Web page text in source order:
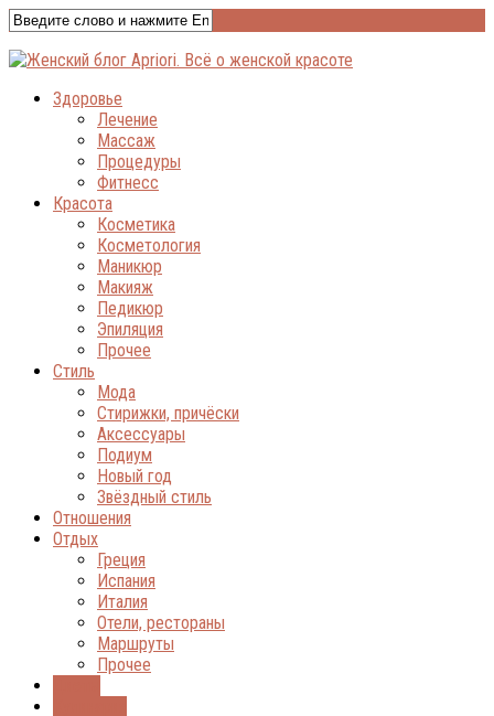
Здоровье
Лечение
Массаж
Процедуры
Фитнесс
Красота
Косметика
Косметология
Маникюр
Макияж
Педикюр
Эпиляция
Прочее
Стиль
Мода
Стирижки, причёски
Аксессуары
Подиум
Новый год
Звёздный стиль
Отношения
Отдых
Греция
Испания
Италия
Отели, рестораны
Маршруты
Прочее